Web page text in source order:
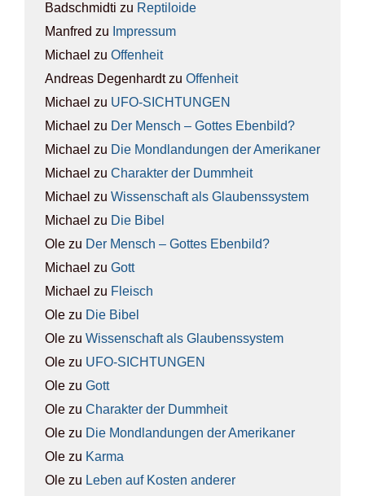
Badschmidti zu Rep­ti­lo­ide
Manfred zu Impres­sum
Michael zu Offen­heit
Andreas Degenhardtzu Offen­heit
Michael zu UFO-SICH­TUN­GEN
Michael zu Der Mensch – Got­tes Eben­bild?
Michael zu Die Mond­lan­dun­gen der Ame­ri­ka­ner
Michael zu Cha­rak­ter der Dumm­heit
Michael zu Wis­sen­schaft als Glau­bens­sys­tem
Michael zu Die Bibel
Ole zu Der Mensch – Got­tes Eben­bild?
Michael zu Gott
Michael zu Fleisch
Ole zu Die Bibel
Ole zu Wis­sen­schaft als Glau­bens­sys­tem
Ole zu UFO-SICH­TUN­GEN
Ole zu Gott
Ole zu Cha­rak­ter der Dumm­heit
Ole zu Die Mond­lan­dun­gen der Ame­ri­ka­ner
Ole zu Kar­ma
Ole zu Leben auf Kos­ten ande­rer